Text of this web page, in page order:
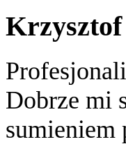
Krzysztof
Dobrze mi
sumieniem